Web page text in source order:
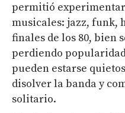
permitió
musicales: jazz, funk,
finales de los 80, bien
perdiendo
pueden estarse
disolver la banda y
solitario.